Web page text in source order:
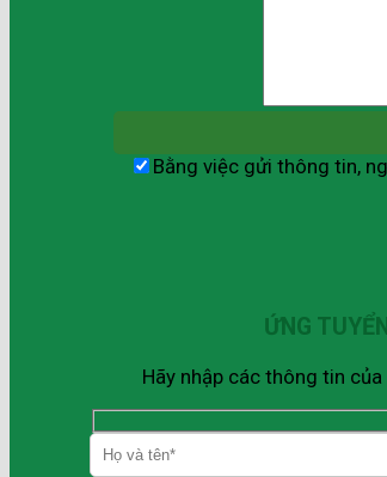
Bằng việc gửi thông tin,
ỨNG
Hãy nhập các thông tin